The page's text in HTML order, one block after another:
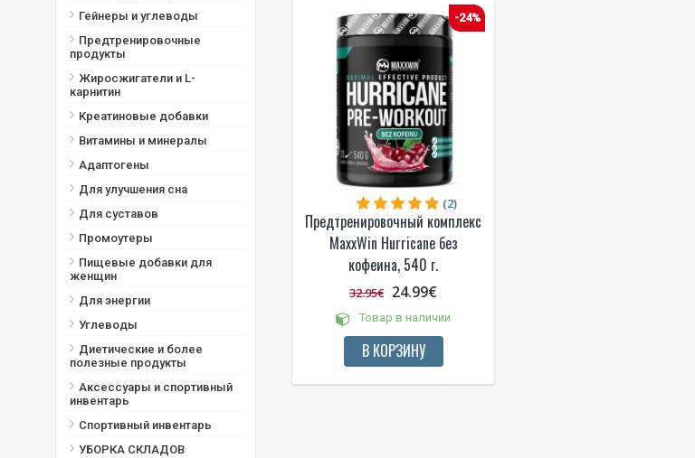
Гейнеры и углеводы
Предтренировочные
продукты
Жиросжигатели и L-
карнитин
Креатиновые добавки
Витамины и минералы
Адаптогены
Для улучшения сна
Для суставов
Промоутеры
Пищевые добавки для
женщин
Для энергии
Углеводы
Диетические и более
полезные продукты
Аксессуары и спортивный
инвентарь
Спортивный инвентарь
УБОРКА СКЛАДОВ
-24%
Предтренировочный комплекс
MaxxWin Hurricane без
кофеина, 540 г.
(2)
32.95€ 24.99€
Товар в наличии
В КОРЗИНУ